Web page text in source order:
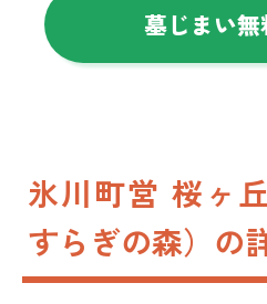
墓じまい無
氷川町営 桜ヶ
すらぎの森）の